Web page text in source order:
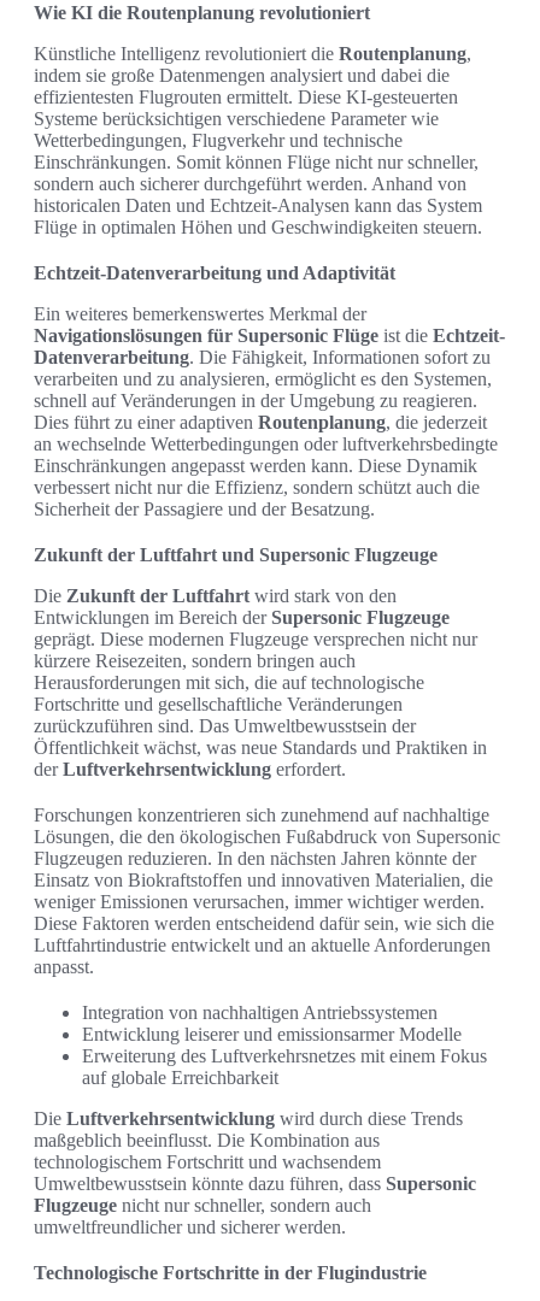
Wie KI die Routenplanung revolutioniert
Künstliche Intelligenz revolutioniert die Routenplanung,
indem sie große Datenmengen analysiert und dabei die
effizientesten Flugrouten ermittelt. Diese KI-gesteuerten
Systeme berücksichtigen verschiedene Parameter wie
Wetterbedingungen, Flugverkehr und technische
Einschränkungen. Somit können Flüge nicht nur schneller,
sondern auch sicherer durchgeführt werden. Anhand von
historicalen Daten und Echtzeit-Analysen kann das System
Flüge in optimalen Höhen und Geschwindigkeiten steuern.
Echtzeit-Datenverarbeitung und Adaptivität
Ein weiteres bemerkenswertes Merkmal der
Navigationslösungen für Supersonic Flüge ist die Echtzeit-
Datenverarbeitung. Die Fähigkeit, Informationen sofort zu
verarbeiten und zu analysieren, ermöglicht es den Systemen,
schnell auf Veränderungen in der Umgebung zu reagieren.
Dies führt zu einer adaptiven Routenplanung, die jederzeit
an wechselnde Wetterbedingungen oder luftverkehrsbedingte
Einschränkungen angepasst werden kann. Diese Dynamik
verbessert nicht nur die Effizienz, sondern schützt auch die
Sicherheit der Passagiere und der Besatzung.
Zukunft der Luftfahrt und Supersonic Flugzeuge
Die Zukunft der Luftfahrt wird stark von den
Entwicklungen im Bereich derSupersonic Flugzeuge
geprägt. Diese modernen Flugzeuge versprechen nicht nur
kürzere Reisezeiten, sondern bringen auch
Herausforderungen mit sich, die auf technologische
Fortschritte und gesellschaftliche Veränderungen
zurückzuführen sind. Das Umweltbewusstsein der
Öffentlichkeit wächst, was neue Standards und Praktiken in
derLuftverkehrsentwicklung erfordert.
Forschungen konzentrieren sich zunehmend auf nachhaltige
Lösungen, die den ökologischen Fußabdruck von Supersonic
Flugzeugen reduzieren. In den nächsten Jahren könnte der
Einsatz von Biokraftstoffen und innovativen Materialien, die
weniger Emissionen verursachen, immer wichtiger werden.
Diese Faktoren werden entscheidend dafür sein, wie sich die
Luftfahrtindustrie entwickelt und an aktuelle Anforderungen
anpasst.
Integration von nachhaltigen Antriebssystemen
Entwicklung leiserer und emissionsarmer Modelle
Erweiterung des Luftverkehrsnetzes mit einem Fokus
auf globale Erreichbarkeit
Die Luftverkehrsentwicklung wird durch diese Trends
maßgeblich beeinflusst. Die Kombination aus
technologischem Fortschritt und wachsendem
Umweltbewusstsein könnte dazu führen, dass Supersonic
Flugzeuge nicht nur schneller, sondern auch
umweltfreundlicher und sicherer werden.
Technologische Fortschritte in der Flugindustrie